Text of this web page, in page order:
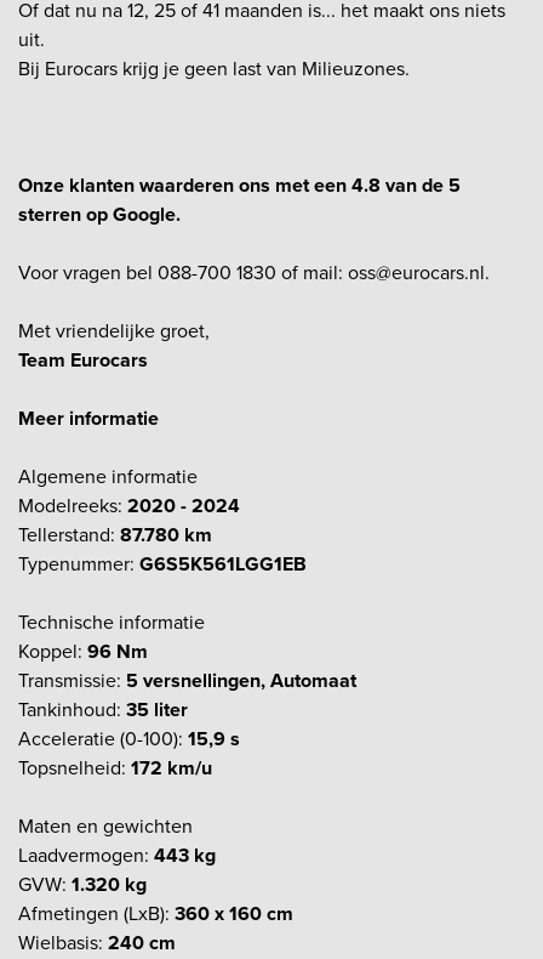
Of dat nu na 12, 25 of 41 maanden is... het maakt ons niets
uit.
Bij Eurocars krijg je geen last van Milieuzones.
Onze klanten waarderen ons met een 4.8 van de 5
sterren op Google.
Voor vragen bel 088-700 1830 of mail: oss@eurocars.nl.
Met vriendelijke groet,
Team Eurocars
Meer informatie
Algemene informatie
Modelreeks: 2020 - 2024
Tellerstand: 87.780 km
Typenummer: G6S5K561LGG1EB
Technische informatie
Koppel: 96 Nm
Transmissie: 5 versnellingen, Automaat
Tankinhoud: 35 liter
Acceleratie (0-100): 15,9 s
Topsnelheid: 172 km/u
Maten en gewichten
Laadvermogen: 443 kg
GVW: 1.320 kg
Afmetingen (LxB): 360 x 160 cm
Wielbasis: 240 cm